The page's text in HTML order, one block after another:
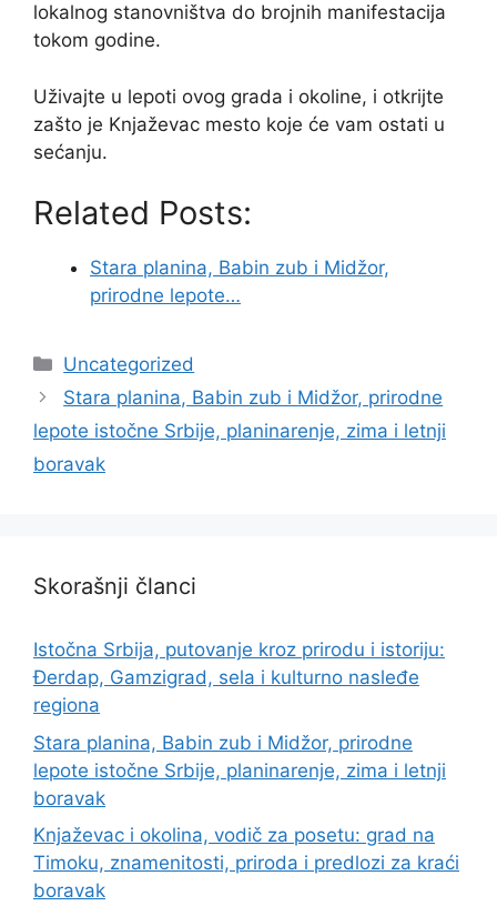
lokalnog stanovništva do brojnih manifestacija
tokom godine.
Uživajte u lepoti ovog grada i okoline, i otkrijte
zašto je Knjaževac mesto koje će vam ostati u
sećanju.
Related Posts:
Stara planina, Babin zub i Midžor,
prirodne lepote…
Categories
Uncategorized
Stara planina, Babin zub i Midžor, prirodne
lepote istočne Srbije, planinarenje, zima i letnji
boravak
Skorašnji članci
Istočna Srbija, putovanje kroz prirodu i istoriju:
Đerdap, Gamzigrad, sela i kulturno nasleđe
regiona
Stara planina, Babin zub i Midžor, prirodne
lepote istočne Srbije, planinarenje, zima i letnji
boravak
Knjaževac i okolina, vodič za posetu: grad na
Timoku, znamenitosti, priroda i predlozi za kraći
boravak